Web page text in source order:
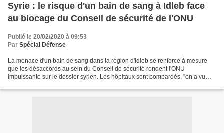
Syrie : le risque d'un bain de sang à Idleb face
au blocage du Conseil de sécurité de l'ONU
Publié le 20/02/2020 à 09:53
Par Spécial Défense
La menace d'un bain de sang dans la région d'Idleb se renforce à mesure
que les désaccords au sein du Conseil de sécurité rendent l'ONU
impuissante sur le dossier syrien. Les hôpitaux sont bombardés, "on a vu